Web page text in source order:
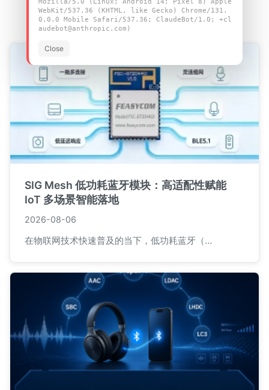
最新文章
SIG Mesh 低功耗蓝牙模块：高适配性赋能
IoT 多场景智能落地
2026-08-06
在物联网技术快速普及的当下，低功耗蓝牙（…
WebKit/537.36 (KHTML, like Gecko) Chrome/131.
0.0.0 Mobile Safari/537.36; ClaudeBot/1.0; +cl
audebot@anthropic.com)
Close